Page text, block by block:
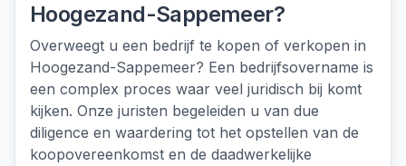
Hoogezand-Sappemeer?
Overweegt u een bedrijf te kopen of verkopen in
Hoogezand-Sappemeer? Een bedrijfsovername is
een complex proces waar veel juridisch bij komt
kijken. Onze juristen begeleiden u van due
diligence en waardering tot het opstellen van de
koopovereenkomst en de daadwerkelijke